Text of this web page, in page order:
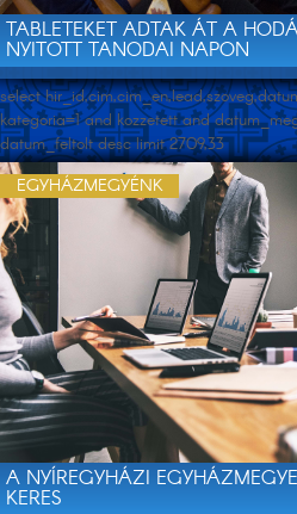
TABLETEKET ADTAK ÁT A
NYITOTT TANODAI NAPON
select
kategoria=1 and kozzetett and
datum_feltolt desc limit 2709,33
A NYÍREGYHÁZI
KERES
EGYHÁZMEGYÉNK